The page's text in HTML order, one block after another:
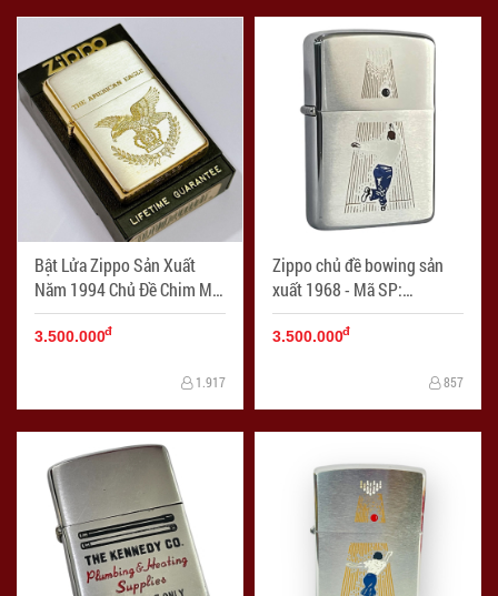
Bật Lửa Zippo Sản Xuất
Năm 1994 Chủ Đề Chim Mỹ
Demi Vàng - Mã SP:
ZPC04042
3.500.000đ
1.917
Zippo chủ đề bowing sản
xuất 1968 - Mã SP:
ZPC4257-1
3.500.000đ
857